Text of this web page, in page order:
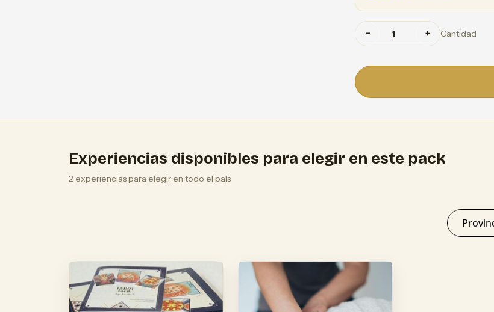
− + Cantidad
Experiencias disponibles para elegir en este pack
2 experiencias para elegir en todo el país